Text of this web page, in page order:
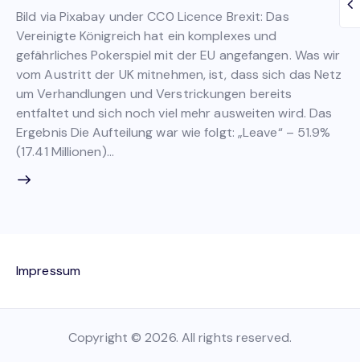
Bild via Pixabay under CC0 Licence Brexit: Das
Vereinigte Königreich hat ein komplexes und
gefährliches Pokerspiel mit der EU angefangen. Was wir
vom Austritt der UK mitnehmen, ist, dass sich das Netz
um Verhandlungen und Verstrickungen bereits
entfaltet und sich noch viel mehr ausweiten wird. Das
Ergebnis Die Aufteilung war wie folgt: „Leave“ – 51.9%
(17.41 Millionen)…
Impressum
Copyright © 2026. All rights reserved.